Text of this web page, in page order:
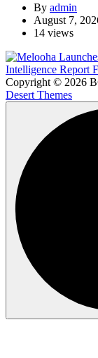
By admin
August 7,
14 views
Copyright © 2026
Desert Themes